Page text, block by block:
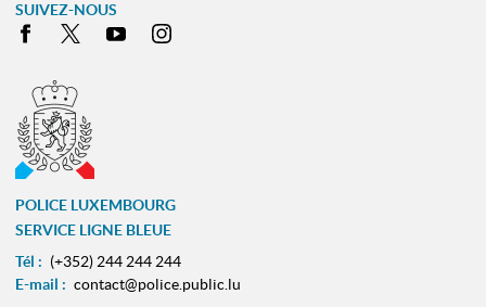
SUIVEZ-NOUS
Facebook
X Youtube
POLICE LUXEMBOURG
SERVICE LIGNE BLEUE
Tél : (+352) 244 244 244
E-mail : contact@police.public.lu